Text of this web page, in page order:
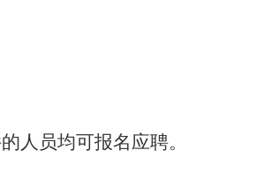
人员均可报名应聘。